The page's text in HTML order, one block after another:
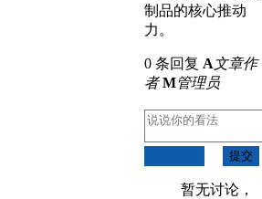
制品的核心推动
力。
0 条回复 A文章作
者 M管理员
提交
暂无讨论，